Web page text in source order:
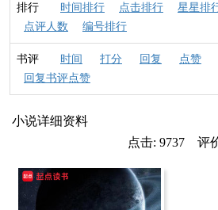
排行 时间排行 点击排行 星星排
点评人数
编号排行
书评 时间 打分 回复 点赞
回复书评点赞
小说详细资料
点击: 9737 评